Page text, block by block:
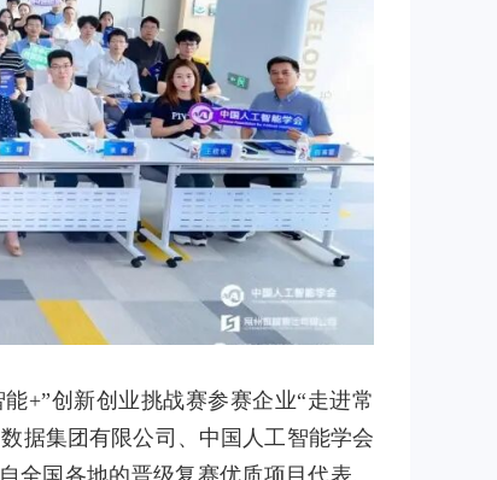
+”创新创业挑战赛参赛企业“走进常
据集团有限公司、中国人工智能学会
全国各地的晋级复赛优质项目代表、